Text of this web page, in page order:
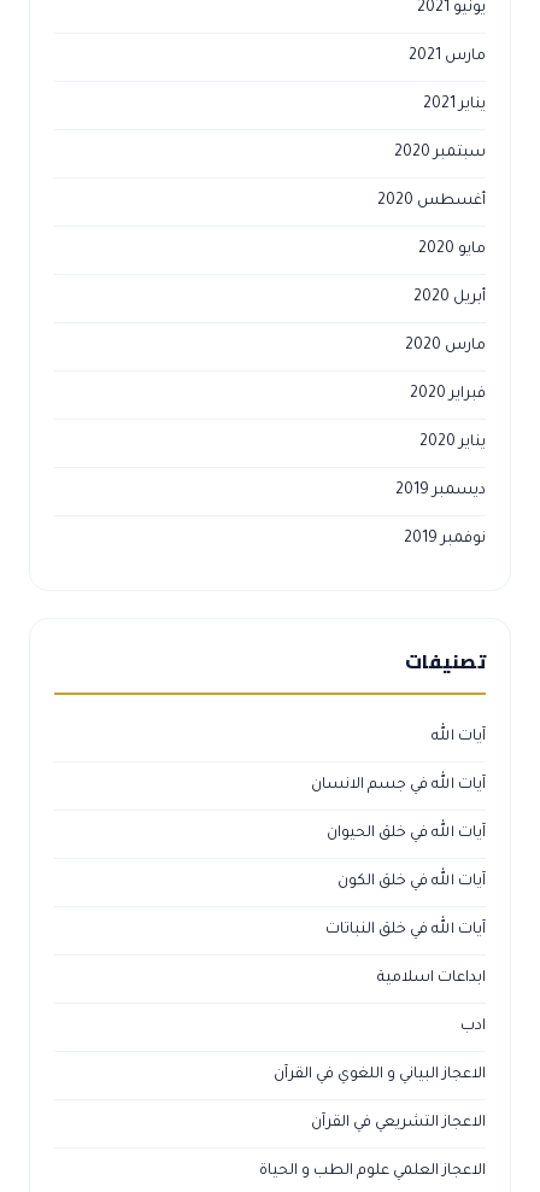
يونيو 2021
مارس 2021
يناير 2021
سبتمبر 2020
أغسطس 2020
مايو 2020
أبريل 2020
مارس 2020
فبراير 2020
يناير 2020
ديسمبر 2019
نوفمبر 2019
تصنيفات
آيات الله
آيات الله في جسم الانسان
آيات الله في خلق الحيوان
آيات الله في خلق الكون
آيات الله في خلق النباتات
ابداعات اسلامية
ادب
الاعجاز البياني و اللغوي في القرآن
الاعجاز التشريعي في القرآن
الاعجاز العلمي علوم الطب و الحياة